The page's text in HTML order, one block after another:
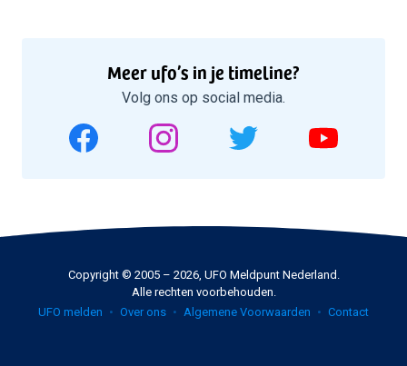
Meer ufo’s in je timeline?
Volg ons op social media.
Copyright © 2005 – 2026, UFO Meldpunt Nederland.
Alle rechten voorbehouden.
UFO melden
Over ons Algemene Voorwaarden Contact